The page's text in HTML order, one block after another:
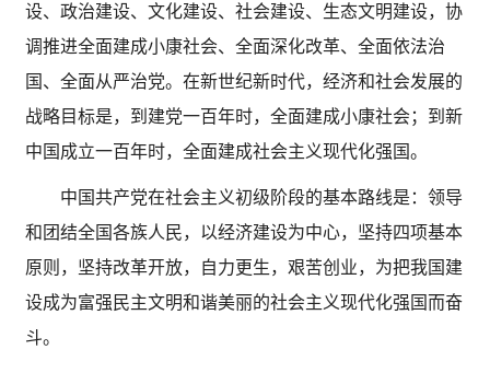
设、政治建设、文化建设、社会建设、生态文明建设，协
调推进全面建成小康社会、全面深化改革、全面依法治
国、全面从严治党。在新世纪新时代，经济和社会发展的
战略目标是，到建党一百年时，全面建成小康社会；到新
中国成立一百年时，全面建成社会主义现代化强国。
中国共产党在社会主义初级阶段的基本路线是：领导
和团结全国各族人民，以经济建设为中心，坚持四项基本
原则，坚持改革开放，自力更生，艰苦创业，为把我国建
设成为富强民主文明和谐美丽的社会主义现代化强国而奋
斗。